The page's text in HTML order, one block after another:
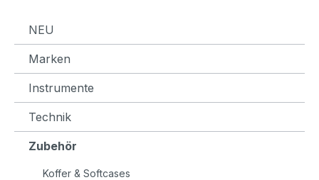
NEU
Marken
Instrumente
Technik
Zubehör
Koffer & Softcases